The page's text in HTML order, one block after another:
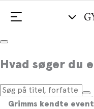
Hvad søger du
Hans og
Kenneth Bøgh
fortælle uhyggelige
sammen med Benni
Grimms kendte